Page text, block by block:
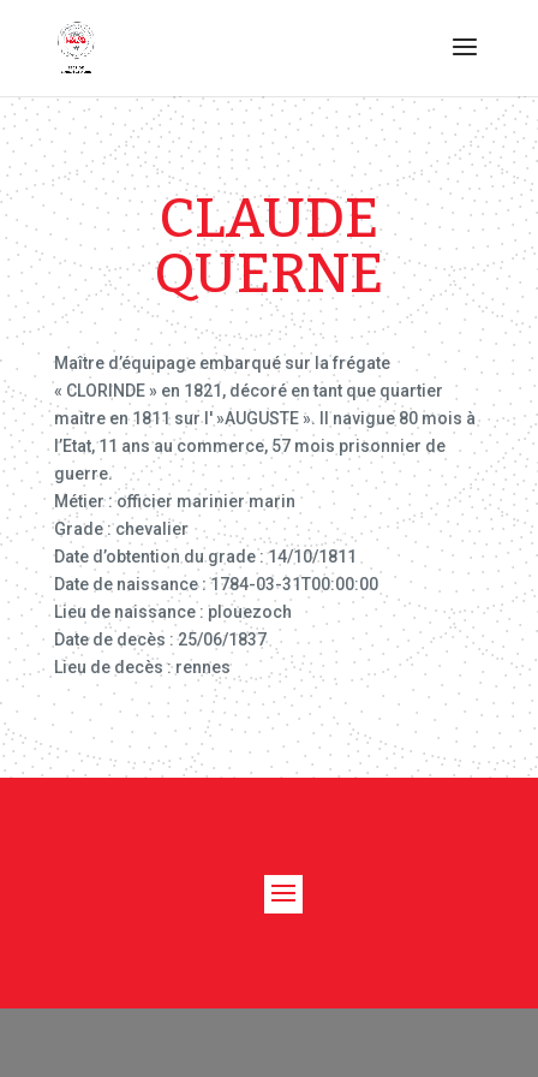
CLAUDE
QUERNE
Maître d’équipage embarqué sur la frégate
« CLORINDE » en 1821, décoré en tant que quartier
maitre en 1811 sur l' »AUGUSTE ». Il navigue 80 mois à
l’Etat, 11 ans au commerce, 57 mois prisonnier de
guerre.
Métier : officier marinier marin
Grade : chevalier
Date d’obtention du grade : 14/10/1811
Date de naissance : 1784-03-31T00:00:00
Lieu de naissance : plouezoch
Date de decès : 25/06/1837
Lieu de decès : rennes